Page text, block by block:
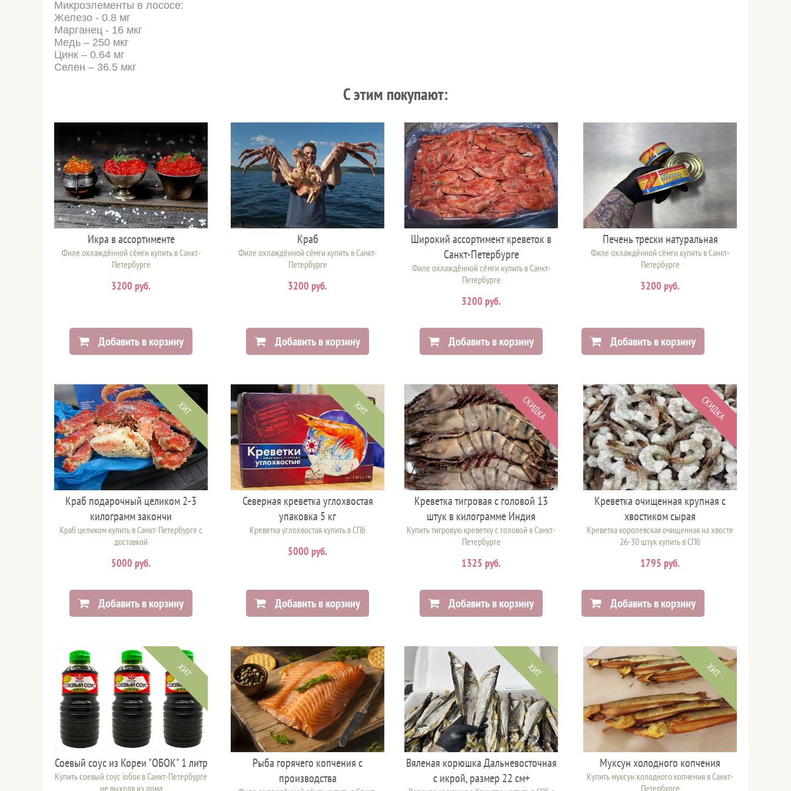
Микроэлементы в лососе:
Железо - 0.8 мг
Марганец - 16 мкг
Медь – 250 мкг
Цинк – 0.64 мг
Селен – 36.5 мкг
C этим покупают:
Икра в ассортименте
Филе охлаждённой сёмги купить в Санкт-
Петербурге
3200 руб.
Добавить в корзину
Краб
Филе охлаждённой сёмги купить в Санкт-
Петербурге
3200 руб.
Добавить в корзину
Широкий ассортимент креветок в
Санкт-Петербурге
Филе охлаждённой сёмги купить в Санкт-
Петербурге
3200 руб.
Добавить в корзину
Печень трески натуральная
Филе охлаждённой сёмги купить в Санкт-
Петербурге
3200 руб.
Добавить в корзину
ХИТ
Краб подарочный целиком 2-3
килограмм закончи
Краб целиком купить в Санкт-Петербурге с
доставкой
5000 руб.
Добавить в корзину
ХИТ
Северная креветка углохвостая
упаковка 5 кг
Креветка углохвостая купить в СПб
5000 руб.
Добавить в корзину
СКИДКА
Креветка тигровая с головой 13
штук в килограмме Индия
Купить тигровую креветку с головой в Санкт-
Петербурге
1325 руб.
Добавить в корзину
СКИДКА
Креветка очищенная крупная с
хвостиком сырая
Креветка королевская очищенная на хвосте
26-30 штук купить в СПб
1795 руб.
Добавить в корзину
ХИТ
Соевый соус из Кореи "ОБОК" 1 литр
Купить соевый соус iобок в Санкт-Петербурге
не выходя из дома
Рыба горячего копчения с
производства
ХИТ
Вяленая корюшка Дальневосточная
с икрой, размер 22 см+
ХИТ
Муксун холодного копчения
Купить муксун холодного копчения в Санкт-
Петербурге